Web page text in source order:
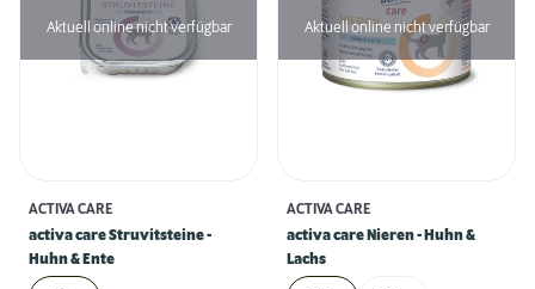
Aktuell online nicht verfügbar
ACTIVA CARE
activa care Struvitsteine -
Huhn & Ente
Aktuell online nicht verfügbar
ACTIVA CARE
activa care Nieren - Huhn &
Lachs